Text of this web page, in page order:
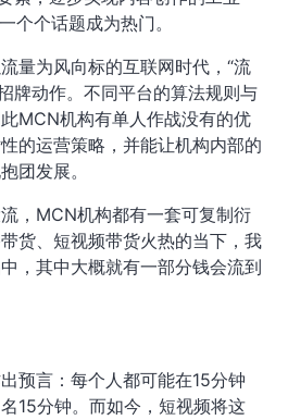
个个话题成为热门。
量为风向标的互联网时代，“流
牌动作。不同平台的算法规则与
MCN机构有单人作战没有的优
的运营策略，并能让机构内部的
团发展。
，MCN机构都有一套可复制衍
货、短视频带货火热的当下，我
，其中大概就有一部分钱会流到
预言：每个人都可能在15分钟
15分钟。而如今，短视频将这